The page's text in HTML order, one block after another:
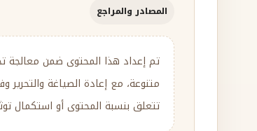
المصادر والمراجع
تم إعداد هذا المحتوى ضمن معالجة
تتعلق بنسبة المحتوى أو استكمال